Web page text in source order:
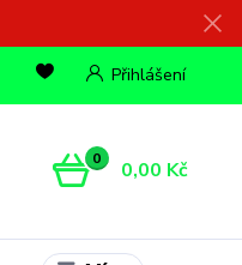
Přihlášení
0 0,00 Kč